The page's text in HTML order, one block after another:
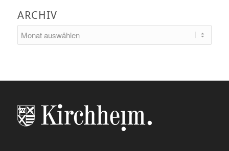
ARCHIV